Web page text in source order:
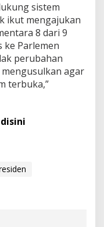
sistem
ikut mengajukan
8 dari 9
ke Parlemen
perubahan
agar
terbuka,”